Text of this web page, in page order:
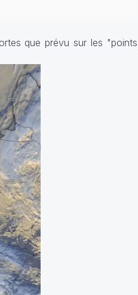
que prévu sur les "points